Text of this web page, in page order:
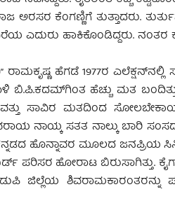
ಕೆಂಗಣ್ಣಿಗೆ ತುತ್ತಾದರು.
ಎದುರು ಹಾಕಿಕೊಂಡಿದ್ದರು.
ರಾಮಕೃಷ್ಣ ಹೆಗಡೆ 1977ರ
ಬಿ.ಪಿ.ಕದಮ್‍ಗಿಂತ ಹೆಚ್ಚು ಮತ
ಸಾವಿರ ಮತದಿಂದ
ನಾಯ್ಕ ಸತತ ನಾಲ್ಕು ಬಾರಿ
ಕನ್ನಡದ ಹೊನ್ನಾವರ ಮೂಲದ
ಪರಿಸರ ಹೋರಾಟ ಬಿರುಸಾಗಿತ್ತು.
ಜಿಲ್ಲೆಯ ಶಿವರಾಮಕಾರಂತರನ್ನು